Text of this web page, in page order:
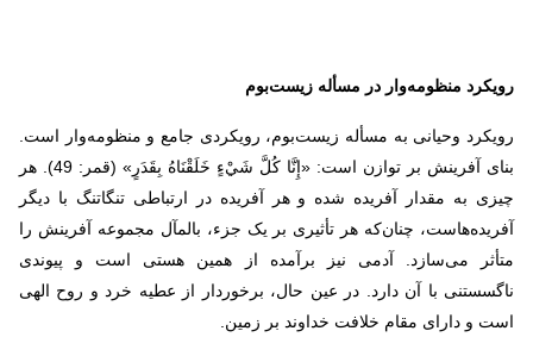
رویکرد منظومه‌وار در مسأله زیست‌بوم
رویکرد وحیانی به مسأله زیست‌بوم، رویکردی جامع و منظومه‌وار است.
بنای آفرینش بر توازن است: «إِنَّا كُلَّ شَيْءٍ خَلَقْنَاهُ بِقَدَرٍ» (قمر: 49). هر
چیزی به مقدار آفریده شده و هر آفریده در ارتباطی تنگاتنگ با دیگر
آفریده‌هاست، چنان‌که هر تأثیری بر یک جزء، بالمآل مجموعه آفرینش را
متأثر می‌سازد. آدمی نیز برآمده از همین هستی است و پیوندی
ناگسستنی با آن دارد. در عین حال، برخوردار از عطیه خرد و روح الهی
است و دارای مقام خلافت خداوند بر زمین